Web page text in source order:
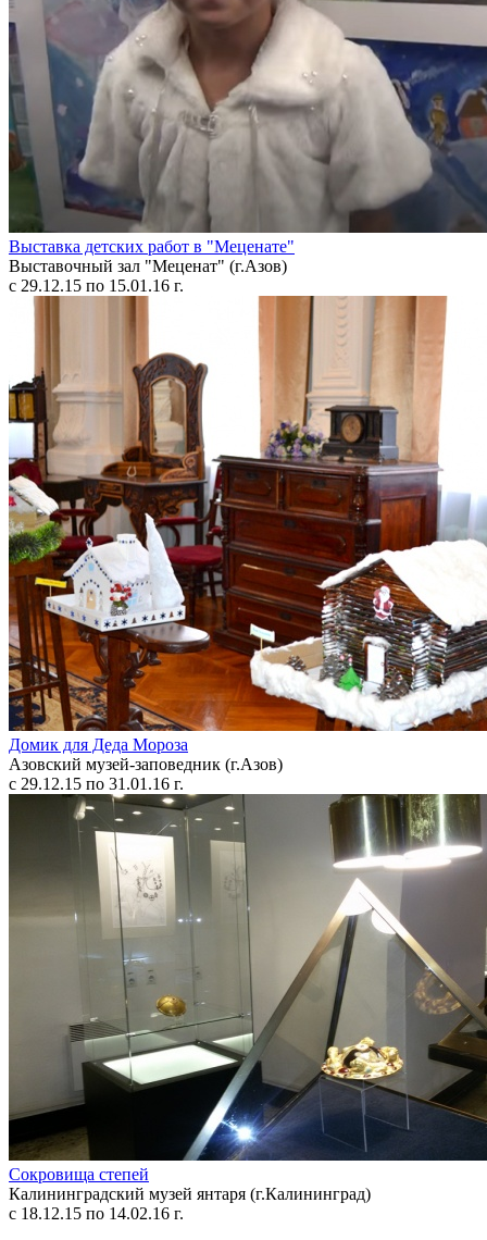
Выставка детских работ в "Меценате"
Выставочный зал "Меценат" (г.Азов)
с 29.12.15 по 15.01.16 г.
Домик для Деда Мороза
Азовский музей-заповедник (г.Азов)
с 29.12.15 по 31.01.16 г.
Сокровища степей
Калининградский музей янтаря (г.Калининград)
с 18.12.15 по 14.02.16 г.